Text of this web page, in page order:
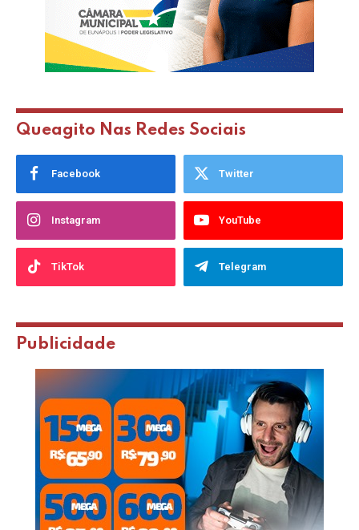
Queagito Nas Redes Sociais
Facebook Twitter
Instagram YouTube
TikTok Telegram
Publicidade